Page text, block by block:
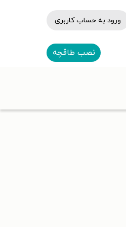
ورود به حساب کاربری
نصب طاقچه